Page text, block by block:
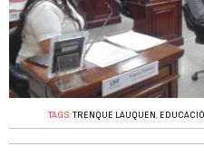
TAGS:TRENQUE LAUQUEN,